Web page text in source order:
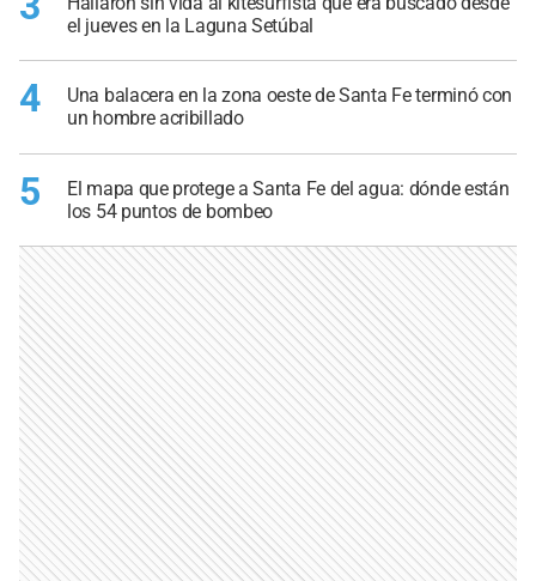
el jueves en la Laguna Setúbal
4
Una balacera en la zona oeste de Santa Fe terminó con
un hombre acribillado
5
El mapa que protege a Santa Fe del agua: dónde están
los 54 puntos de bombeo